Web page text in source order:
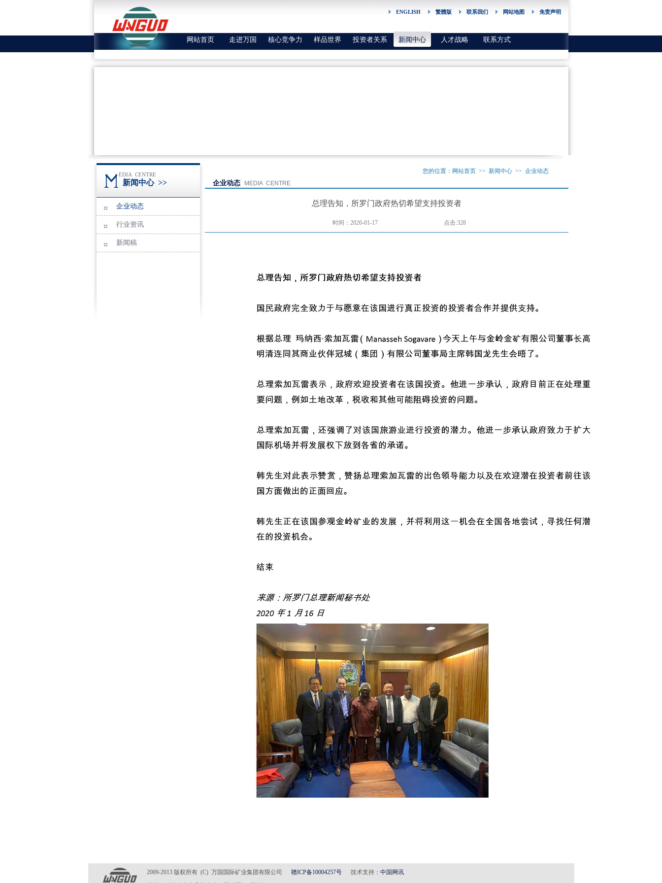
ENGLISH 繁體版 联系我们 网站地图 免责声明
网站首页 走进万国 核心竞争力 样品世界 投资者关系 新闻中心 人才战略 联系方式
EDIA CENTRE
新闻中心>>
企业动态
行业资讯
新闻稿
您的位置： 网站首页>> 新闻中心 >> 企业动态
企业动态 MEDIA CENTRE
总理告知，所罗门政府热切希望支持投资者
时间：2020-01-17 点击:328
2009-2013 版权所有 (C) 万国国际矿业集团有限公司 赣ICP备10004257号技术支持： 中国网讯